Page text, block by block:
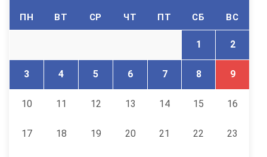
ПН ВТ СР ЧТ ПТ СБ ВС
1 2
3 4 5 6 7 8 9
10 11 12 13 14 15 16
17 18 19 20 21 22 23